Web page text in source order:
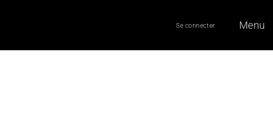
Se connecter Menu